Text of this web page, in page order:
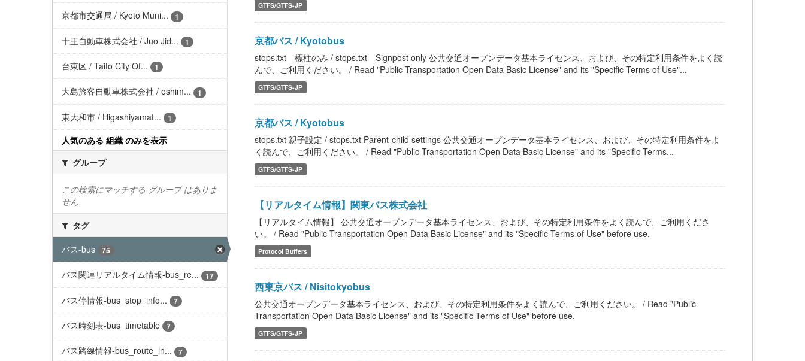
京都市交通局 / Kyoto Muni... 1
十王自動車株式会社 / Juo Jid... 1
台東区 / Taito City Of... 1
大島旅客自動車株式会社 / oshim... 1
東大和市 / Higashiyamat... 1
人気のある 組織 のみを表示
グループ
この検索にマッチする グループ はありま
せん
タグ
バス-bus
75
バス関連リアルタイム情報-bus_re... 17
バス停情報-bus_stop_info... 7
バス時刻表-bus_timetable 7
バス路線情報-bus_route_in... 7
GTFS/GTFS-JP
京都バス / Kyotobus
stops.txt 標柱のみ / stops.txt Signpost only 公共交通オープンデータ基本ライセンス、および、その特定利用条件をよく読
んで、ご利用ください。 / Read "Public Transportation Open Data Basic License" and its "Specific Terms of Use"...
GTFS/GTFS-JP
京都バス / Kyotobus
stops.txt 親子設定 / stops.txt Parent-child settings 公共交通オープンデータ基本ライセンス、および、その特定利用条件をよ
く読んで、ご利用ください。 / Read "Public Transportation Open Data Basic License" and its "Specific Terms...
GTFS/GTFS-JP
【リアルタイム情報】関東バス株式会社
【リアルタイム情報】 公共交通オープンデータ基本ライセンス、および、その特定利用条件をよく読んで、ご利用くださ
い。 / Read "Public Transportation Open Data Basic License" and its "Specific Terms of Use" before use.
Protocol Buffers
西東京バス / Nisitokyobus
公共交通オープンデータ基本ライセンス、および、その特定利用条件をよく読んで、ご利用ください。 / Read "Public
Transportation Open Data Basic License" and its "Specific Terms of Use" before use.
GTFS/GTFS-JP